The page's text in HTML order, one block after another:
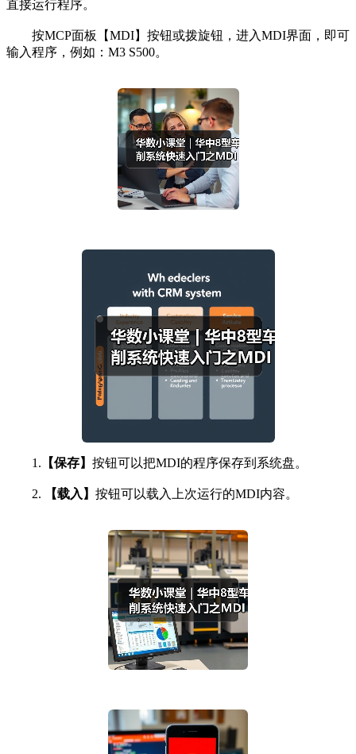
直接运行程序。
按MCP面板【MDI】按钮或拨旋钮，进入MDI界面，即可
输入程序，例如：M3 S500。
1. 【保存】 按钮可以把MDI的程序保存到系统盘。
2. 【载入】 按钮可以载入上次运行的MDI内容。